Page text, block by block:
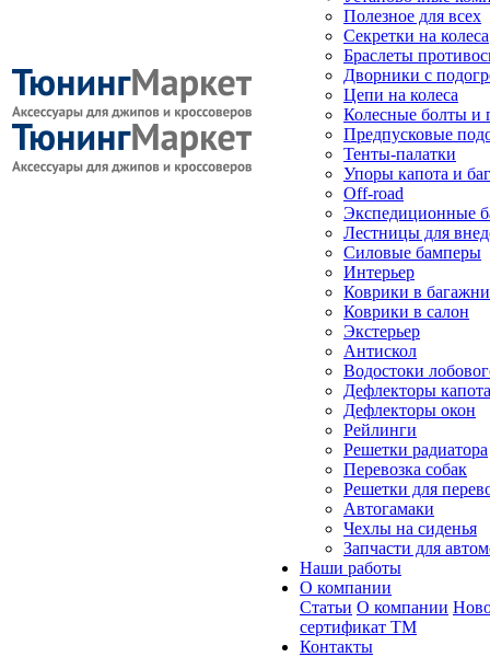
Полезное для всех
Секретки на колеса
Браслеты
Дворники с
Цепи на колеса
Колесные болты и
Предпусковые
Тенты-палатки
Упоры капота и
Off-road
Экспедиционные
Лестницы для
Силовые бамперы
Интерьер
Коврики в
Коврики в салон
Экстерьер
Антискол
Водостоки
Дефлекторы капота
Дефлекторы окон
Рейлинги
Решетки радиатора
Перевозка собак
Решетки для
Автогамаки
Чехлы на сиденья
Запчасти для
Наши работы
О компании
Статьи О компании
сертификат ТМ
Контакты